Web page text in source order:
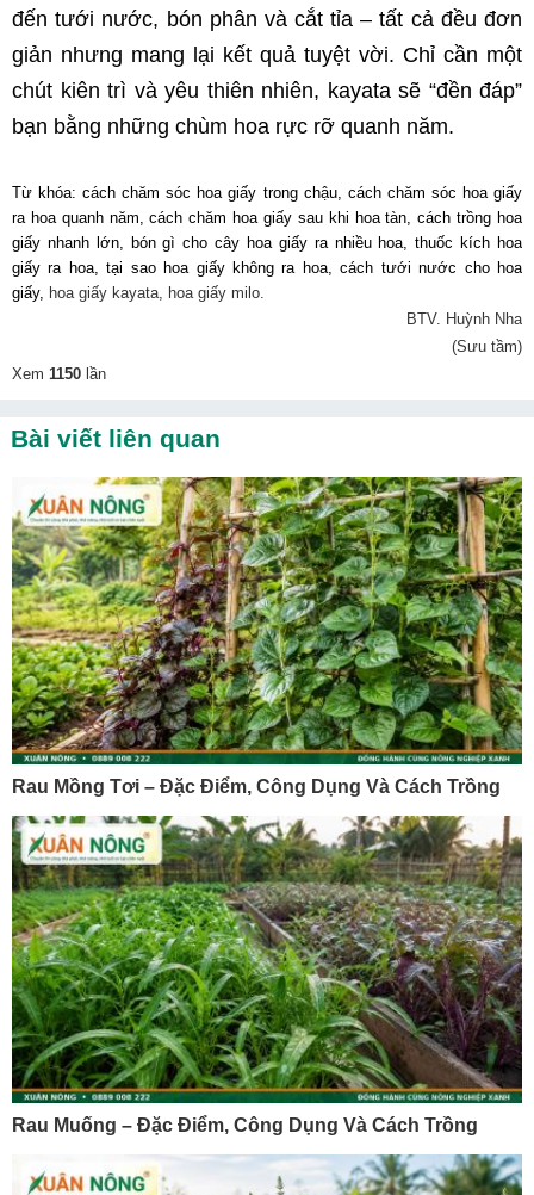
đến tưới nước, bón phân và cắt tỉa – tất cả đều đơn
giản nhưng mang lại kết quả tuyệt vời. Chỉ cần một
chút kiên trì và yêu thiên nhiên, kayata sẽ “đền đáp”
bạn bằng những chùm hoa rực rỡ quanh năm.
Từ khóa: cách chăm sóc hoa giấy trong chậu, cách chăm sóc hoa giấy
ra hoa quanh năm, cách chăm hoa giấy sau khi hoa tàn, cách trồng hoa
giấy nhanh lớn, bón gì cho cây hoa giấy ra nhiều hoa, thuốc kích hoa
giấy ra hoa, tại sao hoa giấy không ra hoa, cách tưới nước cho hoa
giấy, hoa giấy kayata, hoa giấy milo.
BTV. Huỳnh Nha
(Sưu tầm)
Xem 1150 lần
Bài viết liên quan
Rau Mồng Tơi – Đặc Điểm, Công Dụng Và Cách Trồng
Rau Muống – Đặc Điểm, Công Dụng Và Cách Trồng